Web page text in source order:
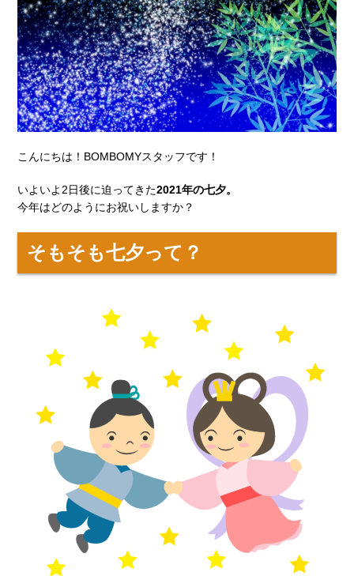
こんにちは！BOMBOMYスタッフです！
いよいよ2日後に迫ってきた2021年の七夕。
今年はどのようにお祝いしますか？
そもそも七夕って？